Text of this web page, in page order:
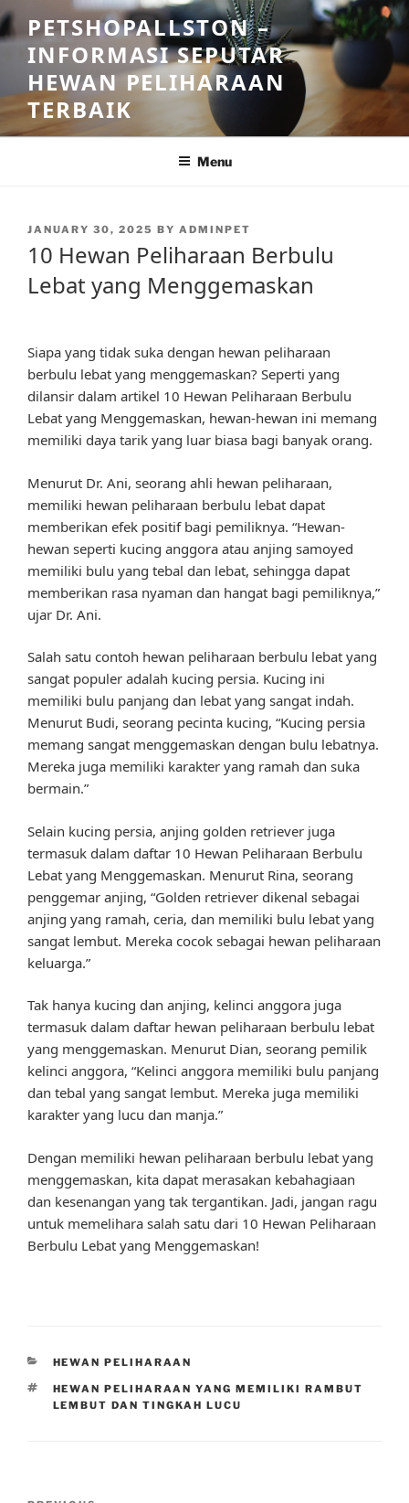
Skip
to
content
PETSHOPALLSTON –
INFORMASI SEPUTAR
HEWAN PELIHARAAN
TERBAIK
Menu
POSTED
JANUARY 30, 2025 BY ADMINPET
10 Hewan Peliharaan Berbulu
Lebat yang Menggemaskan
Siapa yang tidak suka dengan hewan peliharaan
berbulu lebat yang menggemaskan? Seperti yang
dilansir dalam artikel 10 Hewan Peliharaan Berbulu
Lebat yang Menggemaskan, hewan-hewan ini memang
memiliki daya tarik yang luar biasa bagi banyak orang.
Menurut Dr. Ani, seorang ahli hewan peliharaan,
memiliki hewan peliharaan berbulu lebat dapat
memberikan efek positif bagi pemiliknya. “Hewan-
hewan seperti kucing anggora atau anjing samoyed
memiliki bulu yang tebal dan lebat, sehingga dapat
memberikan rasa nyaman dan hangat bagi pemiliknya,”
ujar Dr. Ani.
Salah satu contoh hewan peliharaan berbulu lebat yang
sangat populer adalah kucing persia. Kucing ini
memiliki bulu panjang dan lebat yang sangat indah.
Menurut Budi, seorang pecinta kucing, “Kucing persia
memang sangat menggemaskan dengan bulu lebatnya.
Mereka juga memiliki karakter yang ramah dan suka
bermain.”
Selain kucing persia, anjing golden retriever juga
termasuk dalam daftar 10 Hewan Peliharaan Berbulu
Lebat yang Menggemaskan. Menurut Rina, seorang
penggemar anjing, “Golden retriever dikenal sebagai
anjing yang ramah, ceria, dan memiliki bulu lebat yang
sangat lembut. Mereka cocok sebagai hewan peliharaan
keluarga.”
Tak hanya kucing dan anjing, kelinci anggora juga
termasuk dalam daftar hewan peliharaan berbulu lebat
yang menggemaskan. Menurut Dian, seorang pemilik
kelinci anggora, “Kelinci anggora memiliki bulu panjang
dan tebal yang sangat lembut. Mereka juga memiliki
karakter yang lucu dan manja.”
Dengan memiliki hewan peliharaan berbulu lebat yang
menggemaskan, kita dapat merasakan kebahagiaan
dan kesenangan yang tak tergantikan. Jadi, jangan ragu
untuk memelihara salah satu dari 10 Hewan Peliharaan
Berbulu Lebat yang Menggemaskan!
CATEGORIES
HEWAN PELIHARAAN
TAGS
HEWAN PELIHARAAN YANG MEMILIKI RAMBUT
LEMBUT DAN TINGKAH LUCU